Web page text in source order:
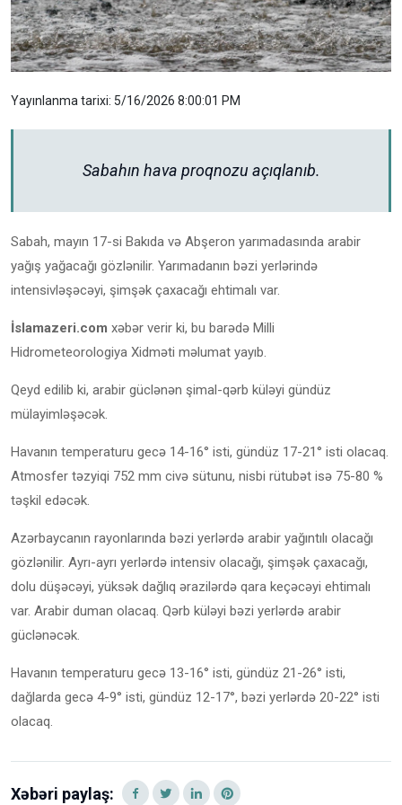
Yayınlanma tarixi: 5/16/2026 8:00:01 PM
Sabahın hava proqnozu açıqlanıb.
Sabah, mayın 17-si Bakıda və Abşeron yarımadasında arabir
yağış yağacağı gözlənilir. Yarımadanın bəzi yerlərində
intensivləşəcəyi, şimşək çaxacağı ehtimalı var.
İslamazeri.com xəbər verir ki, bu barədə Milli
Hidrometeorologiya Xidməti məlumat yayıb.
Qeyd edilib ki, arabir güclənən şimal-qərb küləyi gündüz
mülayimləşəcək.
Havanın temperaturu gecə 14-16° isti, gündüz 17-21° isti olacaq.
Atmosfer təzyiqi 752 mm civə sütunu, nisbi rütubət isə 75-80 %
təşkil edəcək.
Azərbaycanın rayonlarında bəzi yerlərdə arabir yağıntılı olacağı
gözlənilir. Ayrı-ayrı yerlərdə intensiv olacağı, şimşək çaxacağı,
dolu düşəcəyi, yüksək dağlıq ərazilərdə qara keçəcəyi ehtimalı
var. Arabir duman olacaq. Qərb küləyi bəzi yerlərdə arabir
güclənəcək.
Havanın temperaturu gecə 13-16° isti, gündüz 21-26° isti,
dağlarda gecə 4-9° isti, gündüz 12-17°, bəzi yerlərdə 20-22° isti
olacaq.
Xəbəri paylaş: